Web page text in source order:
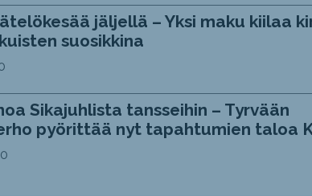
jäljellä – Yksi maku kiilaa
suosikkina
Sikajuhlista tansseihin – Tyrvään
pyörittää nyt tapahtumien taloa